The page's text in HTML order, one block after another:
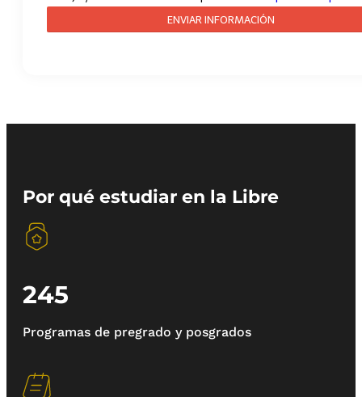
Por qué estudiar en la Libre
245
Programas de pregrado y posgrados